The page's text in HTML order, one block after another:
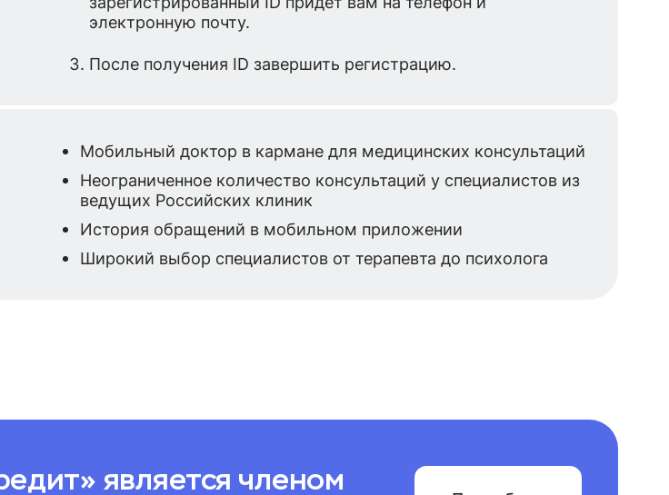
электронную почту.
После получения ID завершить регистрацию.
Мобильный доктор в кармане для медицинских консультаций
Неограниченное количество консультаций у специалистов из
ведущих Российских клиник
История обращений в мобильном приложении
Широкий выбор специалистов от терапевта до психолога
является членом